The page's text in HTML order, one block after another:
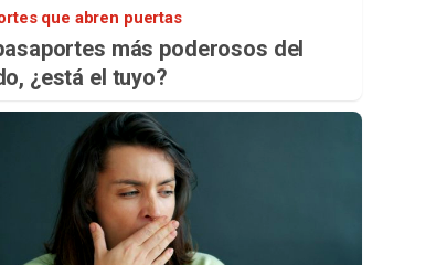
que abren puertas
más poderosos del
¿está el tuyo?